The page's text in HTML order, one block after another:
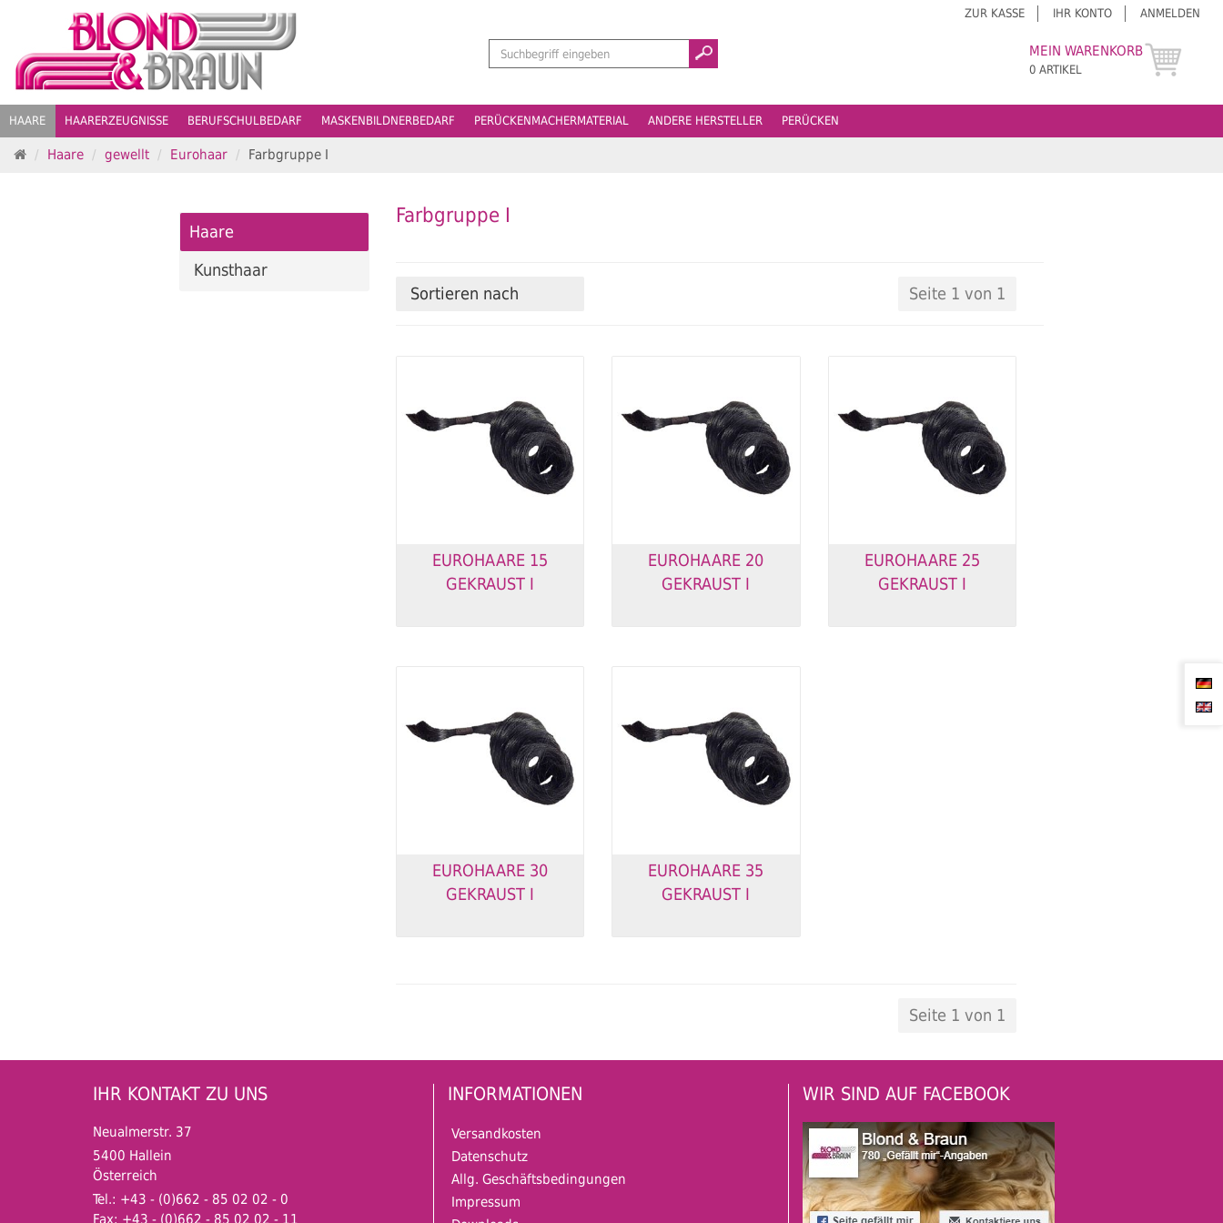
ZUR KASSE IHR KONTO ANMELDEN
Suchen MEIN WARENKORB
0 ARTIKEL
HAARE HAARERZEUGNISSE BERUFSCHULBEDARF MASKENBILDNERBEDARF PERÜCKENMACHERMATERIAL ANDERE HERSTELLER PERÜCKEN
S
Haare gewellt Eurohaar Farbgruppe I
Farbgruppe I
Sortieren nach Seite 1 von 1
EUROHAARE 15
GEKRAUST I
EUROHAARE 20
GEKRAUST I
EUROHAARE 25
GEKRAUST I
EUROHAARE 30
GEKRAUST I
EUROHAARE 35
GEKRAUST I
Seite 1 von 1
Haare
Kunsthaar
IHR KONTAKT ZU UNS
Neualmerstr. 37
5400 Hallein
Österreich
Tel.: +43 - (0)662 - 85 02 02 - 0
Fax: +43 - (0)662 - 85 02 02 - 11
INFORMATIONEN
Versandkosten
Datenschutz
Allg. Geschäftsbedingungen
Impressum
WIR SIND AUF FACEBOOK